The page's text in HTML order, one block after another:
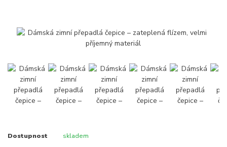
Dostupnost skladem